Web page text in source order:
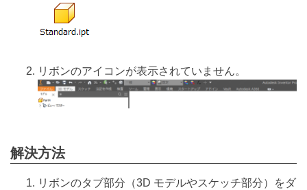
リボンのアイコンが表示されていません。
解決方法
リボンのタブ部分（3D モデルやスケッチ部分）をダ